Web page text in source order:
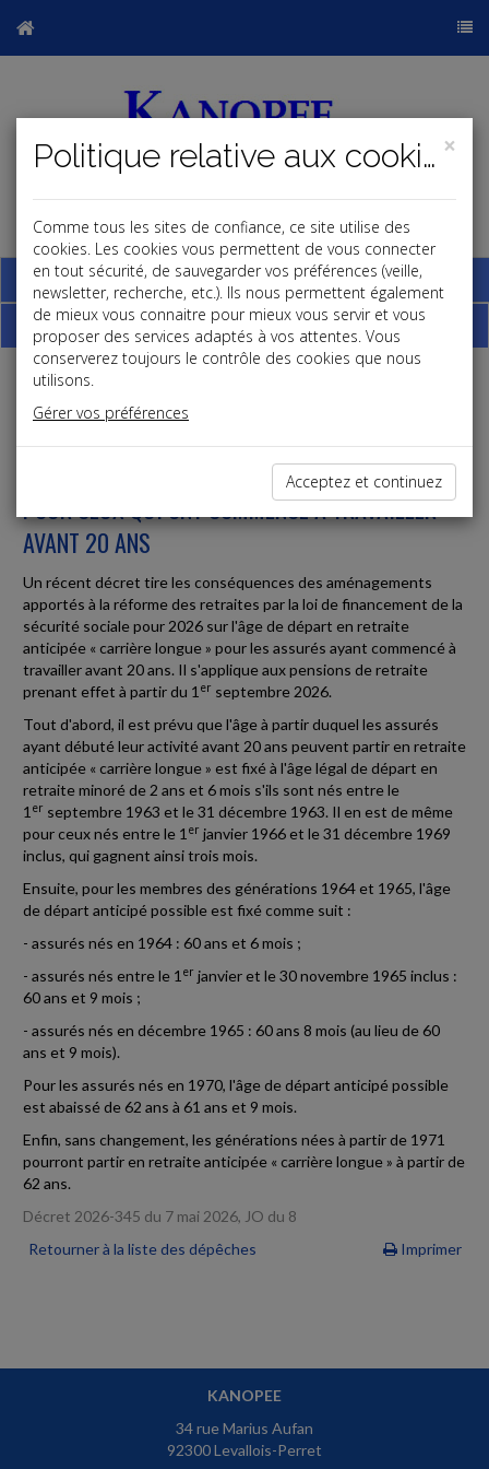
Base documentaire
Dépêches
Social
RETRAITE ANTICIPÉE CARRIÈRE LONGUE : DU NEUF
POUR CEUX QUI ONT COMMENCÉ À TRAVAILLER
AVANT 20 ANS
Un récent décret tire les conséquences des aménagements
apportés à la réforme des retraites par la loi de financement de la
sécurité sociale pour 2026 sur l'âge de départ en retraite
anticipée « carrière longue » pour les assurés ayant commencé à
travailler avant 20 ans. Il s'applique aux pensions de retraite
prenant effet à partir du 1 er septembre 2026.
Tout d'abord, il est prévu que l'âge à partir duquel les assurés
ayant débuté leur activité avant 20 ans peuvent partir en retraite
anticipée « carrière longue » est fixé à l'âge légal de départ en
retraite minoré de 2 ans et 6 mois s'ils sont nés entre le
1 er septembre 1963 et le 31 décembre 1963. Il en est de même
pour ceux nés entre le 1 er janvier 1966 et le 31 décembre 1969
inclus, qui gagnent ainsi trois mois.
Ensuite, pour les membres des générations 1964 et 1965, l'âge
de départ anticipé possible est fixé comme suit :
- assurés nés en 1964 : 60 ans et 6 mois ;
- assurés nés entre le 1 er janvier et le 30 novembre 1965 inclus :
60 ans et 9 mois ;
- assurés nés en décembre 1965 : 60 ans 8 mois (au lieu de 60
ans et 9 mois).
Pour les assurés nés en 1970, l'âge de départ anticipé possible
est abaissé de 62 ans à 61 ans et 9 mois.
Enfin, sans changement, les générations nées à partir de 1971
pourront partir en retraite anticipée « carrière longue » à partir de
62 ans.
Décret 2026-345 du 7 mai 2026, JO du 8
Retourner à la liste des dépêches
Imprimer
KANOPEE
34 rue Marius Aufan
92300 Levallois-Perret
×
Politique relative aux cookies
Comme tous les sites de confiance, ce site utilise des
cookies. Les cookies vous permettent de vous connecter
en tout sécurité, de sauvegarder vos préférences (veille,
newsletter, recherche, etc.). Ils nous permettent également
de mieux vous connaitre pour mieux vous servir et vous
proposer des services adaptés à vos attentes. Vous
conserverez toujours le contrôle des cookies que nous
utilisons.
Gérer vos préférences
Acceptez et continuez